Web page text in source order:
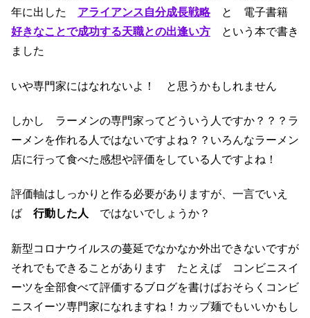
年に出した アライアンス自分成長戦略と 電子書籍
好きなことで成功する天職との出逢い方 という本で書き
ました
いや専門家にはなれないよ！ と思うかもしれません
しかし ラーメンの専門家ってどういう人ですか？？？ラ
ーメンを作れる人ではないですよね？？いろんなラーメン
店に行って食べた感想や評価をしている人ですよね！
評価軸はしっかりと作る必要がありますが、一言でいえ
ば 行動した人 ではないでしょうか？
新型コロナウイルスの蔓延でなかなか外出できないですが
それでもできることがあります たとえば コンビニスイ
ーツを全部食べて評価するブログを書けばおそらくコンビ
ニスイーツ専門家になれますね！カップ麺でもいいかもし